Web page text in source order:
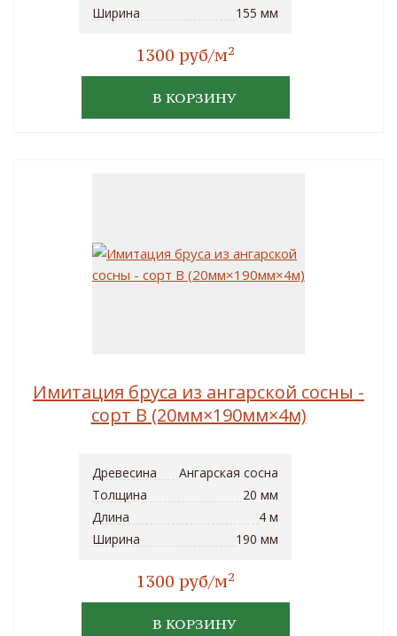
Ширина
155 мм
1300 руб/м2
В КОРЗИНУ
Имитация бруса из ангарской сосны -
сорт B (20мм×190мм×4м)
Древесина
Ангарская сосна
Толщина
20 мм
Длина
4 м
Ширина
190 мм
1300 руб/м2
В КОРЗИНУ